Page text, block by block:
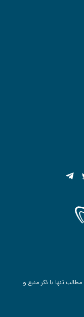
تنها با ذکر منبع و